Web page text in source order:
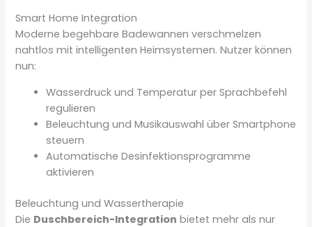
Smart Home Integration
Moderne begehbare Badewannen verschmelzen
nahtlos mit intelligenten Heimsystemen. Nutzer können
nun:
Wasserdruck und Temperatur per Sprachbefehl
regulieren
Beleuchtung und Musikauswahl über Smartphone
steuern
Automatische Desinfektionsprogramme
aktivieren
Beleuchtung und Wassertherapie
Die Duschbereich-Integration bietet mehr als nur